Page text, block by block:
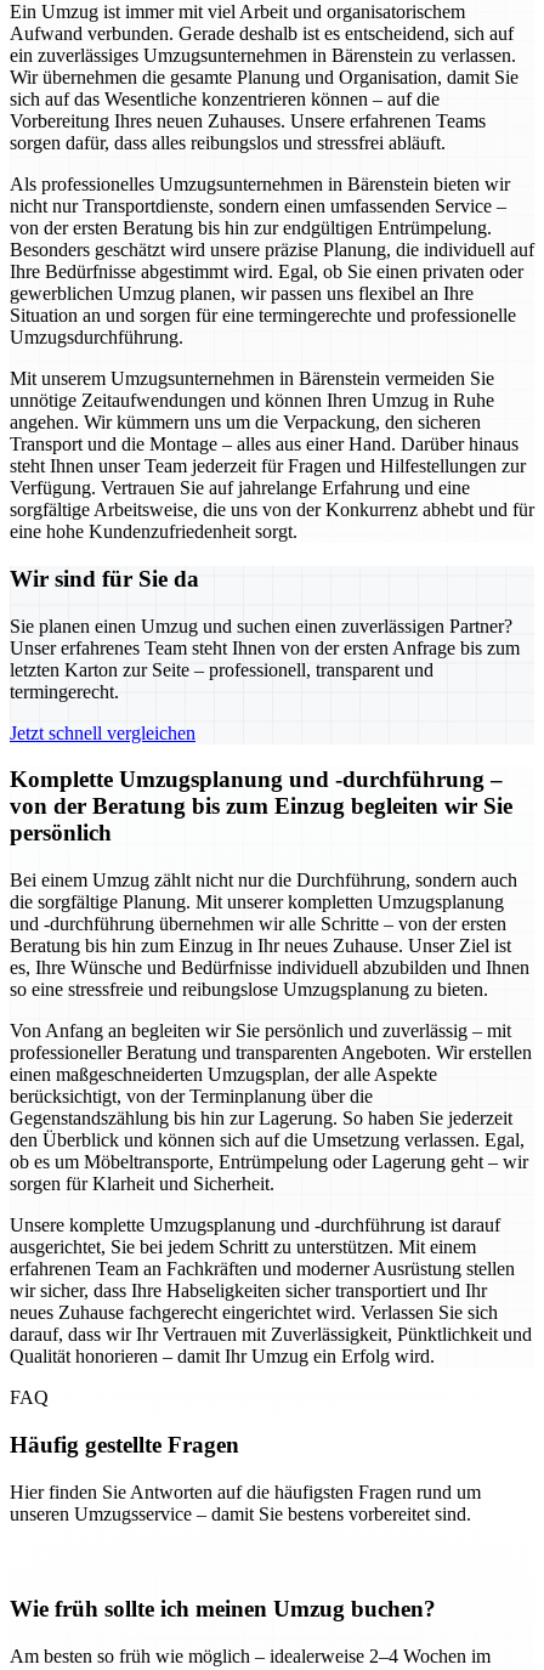
Ein Umzug ist immer mit viel Arbeit und organisatorischem
Aufwand verbunden. Gerade deshalb ist es entscheidend, sich auf
ein zuverlässiges Umzugsunternehmen in Bärenstein zu verlassen.
Wir übernehmen die gesamte Planung und Organisation, damit Sie
sich auf das Wesentliche konzentrieren können – auf die
Vorbereitung Ihres neuen Zuhauses. Unsere erfahrenen Teams
sorgen dafür, dass alles reibungslos und stressfrei abläuft.
Als professionelles Umzugsunternehmen in Bärenstein bieten wir
nicht nur Transportdienste, sondern einen umfassenden Service –
von der ersten Beratung bis hin zur endgültigen Entrümpelung.
Besonders geschätzt wird unsere präzise Planung, die individuell auf
Ihre Bedürfnisse abgestimmt wird. Egal, ob Sie einen privaten oder
gewerblichen Umzug planen, wir passen uns flexibel an Ihre
Situation an und sorgen für eine termingerechte und professionelle
Umzugsdurchführung.
Mit unserem Umzugsunternehmen in Bärenstein vermeiden Sie
unnötige Zeitaufwendungen und können Ihren Umzug in Ruhe
angehen. Wir kümmern uns um die Verpackung, den sicheren
Transport und die Montage – alles aus einer Hand. Darüber hinaus
steht Ihnen unser Team jederzeit für Fragen und Hilfestellungen zur
Verfügung. Vertrauen Sie auf jahrelange Erfahrung und eine
sorgfältige Arbeitsweise, die uns von der Konkurrenz abhebt und für
eine hohe Kundenzufriedenheit sorgt.
Wir sind für Sie da
Sie planen einen Umzug und suchen einen zuverlässigen Partner?
Unser erfahrenes Team steht Ihnen von der ersten Anfrage bis zum
letzten Karton zur Seite – professionell, transparent und
termingerecht.
Jetzt schnell vergleichen
Komplette Umzugsplanung und -durchführung –
von der Beratung bis zum Einzug begleiten wir Sie
persönlich
Bei einem Umzug zählt nicht nur die Durchführung, sondern auch
die sorgfältige Planung. Mit unserer kompletten Umzugsplanung
und -durchführung übernehmen wir alle Schritte – von der ersten
Beratung bis hin zum Einzug in Ihr neues Zuhause. Unser Ziel ist
es, Ihre Wünsche und Bedürfnisse individuell abzubilden und Ihnen
so eine stressfreie und reibungslose Umzugsplanung zu bieten.
Von Anfang an begleiten wir Sie persönlich und zuverlässig – mit
professioneller Beratung und transparenten Angeboten. Wir erstellen
einen maßgeschneiderten Umzugsplan, der alle Aspekte
berücksichtigt, von der Terminplanung über die
Gegenstandszählung bis hin zur Lagerung. So haben Sie jederzeit
den Überblick und können sich auf die Umsetzung verlassen. Egal,
ob es um Möbeltransporte, Entrümpelung oder Lagerung geht – wir
sorgen für Klarheit und Sicherheit.
Unsere komplette Umzugsplanung und -durchführung ist darauf
ausgerichtet, Sie bei jedem Schritt zu unterstützen. Mit einem
erfahrenen Team an Fachkräften und moderner Ausrüstung stellen
wir sicher, dass Ihre Habseligkeiten sicher transportiert und Ihr
neues Zuhause fachgerecht eingerichtet wird. Verlassen Sie sich
darauf, dass wir Ihr Vertrauen mit Zuverlässigkeit, Pünktlichkeit und
Qualität honorieren – damit Ihr Umzug ein Erfolg wird.
FAQ
Häufig gestellte Fragen
Hier finden Sie Antworten auf die häufigsten Fragen rund um
unseren Umzugsservice – damit Sie bestens vorbereitet sind.
Wie früh sollte ich meinen Umzug buchen?
Am besten so früh wie möglich – idealerweise 2–4 Wochen im